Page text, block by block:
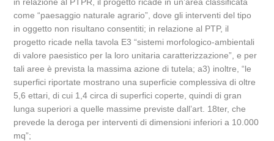
come “paesaggio naturale agrario”, dove gli interventi del tipo
in oggetto non risultano consentiti; in relazione al PTP, il
progetto ricade nella tavola E3 “sistemi morfologico-ambientali
di valore paesistico per la loro unitaria caratterizzazione”, e per
tali aree è prevista la massima azione di tutela; a3) inoltre, “le
superfici riportate mostrano una superficie complessiva di oltre
5,6 ettari, di cui 1,4 circa di superfici coperte, quindi di gran
lunga superiori a quelle massime previste dall’art. 18ter, che
prevede la deroga per interventi di dimensioni inferiori a 10.000
mq”;